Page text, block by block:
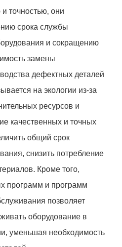
точностью, они
срока службы
и сокращению
замены
дефектных деталей
на экологии из-за
ресурсов и
качественных и точных
общий срок
снизить потребление
Кроме того,
программ и программ
позволяет
оборудование в
уменьшая необходимость